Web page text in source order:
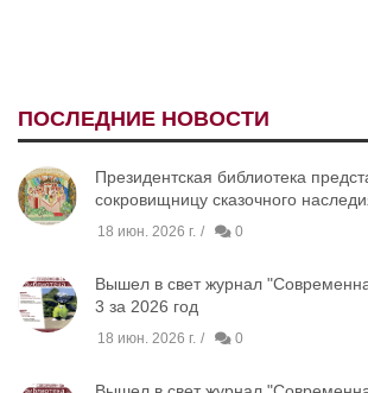
ПОСЛЕДНИЕ НОВОСТИ
Президентская библиотека
сокровищницу сказочного
18 июн. 2026 г. 0
Вышел в свет журнал
3 за 2026 год
18 июн. 2026 г. 0